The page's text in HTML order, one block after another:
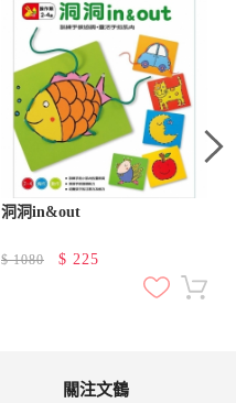
洞洞in&out
$1080 $ 225
關注文鶴